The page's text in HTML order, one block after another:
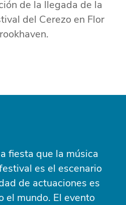
de la llegada de la
del Cerezo en Flor
fiesta que la música
es el escenario
de actuaciones es
el mundo. El evento